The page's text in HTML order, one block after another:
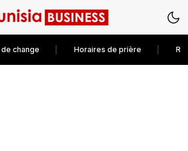
de change Horaires de prière